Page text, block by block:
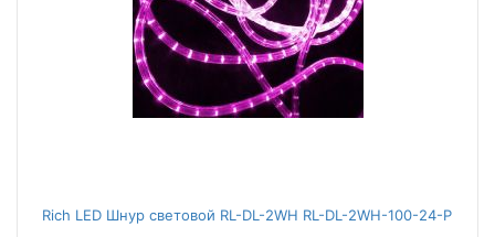
Rich LED Шнур световой RL-DL-2WH RL-DL-2WH-100-24-P